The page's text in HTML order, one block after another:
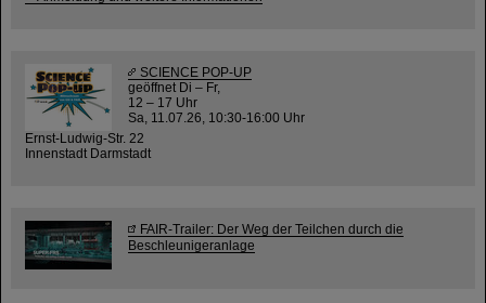
SCIENCE POP-UP
geöffnet Di – Fr,
12 – 17 Uhr
Sa, 11.07.26, 10:30-16:00 Uhr
Ernst-Ludwig-Str. 22
Innenstadt Darmstadt
FAIR-Trailer: Der Weg der Teilchen durch die
Beschleunigeranlage